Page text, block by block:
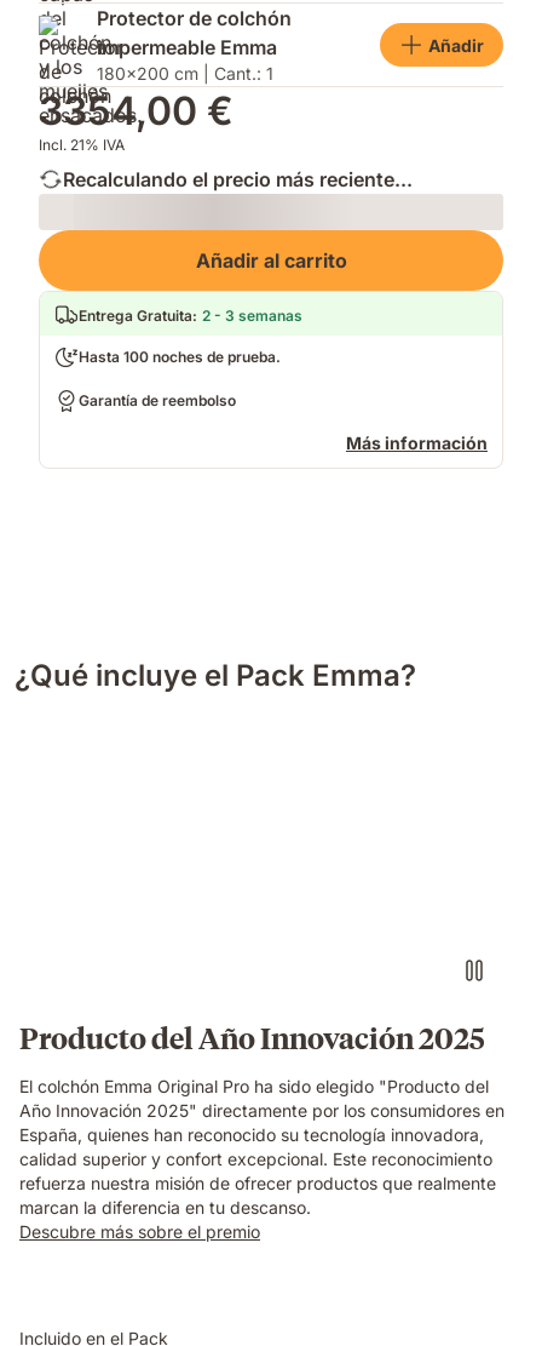
Protector de colchón
impermeable Emma
180x200 cm | Cant.: 1
Añadir
3354,00 €
Incl. 21% IVA
Recalculando el precio más reciente...
Loading
Añadir al carrito
Entrega Gratuita: 2 - 3 semanas
Hasta 100 noches de prueba.
Garantía de reembolso
Más información
¿Qué incluye el Pack Emma?
Producto del Año Innovación 2025
El colchón Emma Original Pro ha sido elegido "Producto del
Año Innovación 2025" directamente por los consumidores en
España, quienes han reconocido su tecnología innovadora,
calidad superior y confort excepcional. Este reconocimiento
refuerza nuestra misión de ofrecer productos que realmente
marcan la diferencia en tu descanso.​
Descubre más sobre el premio
Incluido en el Pack